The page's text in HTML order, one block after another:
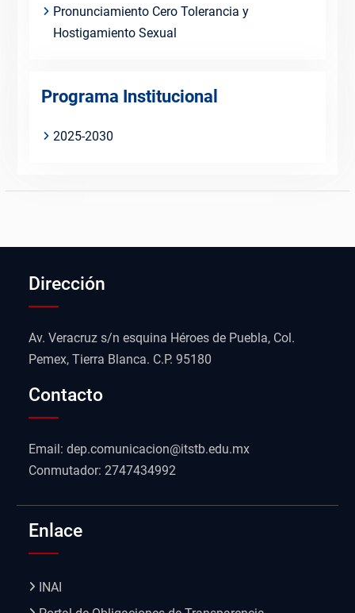
Pronunciamiento Cero Tolerancia y
Hostigamiento Sexual
Programa Institucional
2025-2030
Dirección
Av. Veracruz s/n esquina Héroes de Puebla, Col.
Pemex, Tierra Blanca. C.P. 95180
Contacto
Email: dep.comunicacion@itstb.edu.mx
Conmutador: 2747434992
Enlace
INAI